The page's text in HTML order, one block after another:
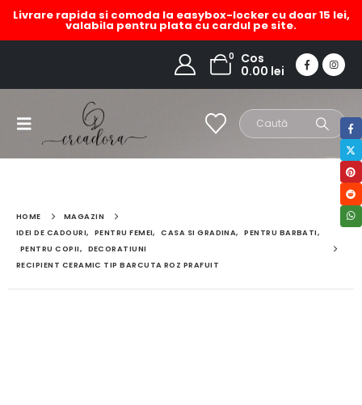
Livrare rapida si comoda la easybox-locker cu doar 15 lei,
valabila pentru plata cu cardul pe site.
0
Cos
0.00 lei
HOME
MAGAZIN
IDEI DE CADOURI, PENTRU FEMEI, CASA SI GRADINA, PENTRU BARBATI,
PENTRU COPII,
DECORATIUNI
RECIPIENT CERAMIC TIP BARCUTA ROZ PRAFUIT